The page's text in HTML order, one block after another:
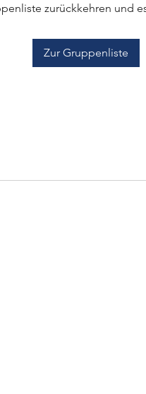
zurückkehren und
Zur Gruppenliste